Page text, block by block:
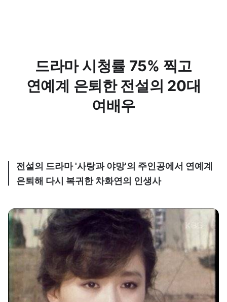
드라마 시청률 75% 찍고
연예계 은퇴한 전설의 20대
여배우
전설의 드라마 '사랑과 야망'의 주인공에서 연예계
은퇴해 다시 복귀한 차화연의 인생사